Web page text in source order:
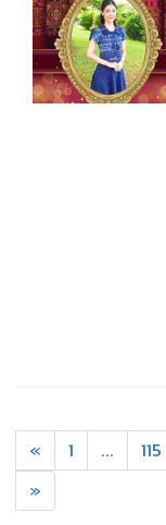
« 1 ... 115
»